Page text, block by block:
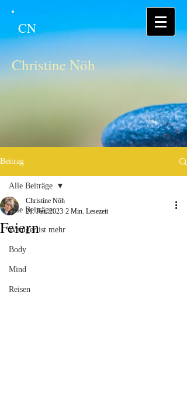
CN
Christine Nöh
Beitrag
Alle Beiträge
Weniger ist mehr
Body
Mind
Reisen
Alle Beiträge
Feiern
Christine Nöh
21. Jan. 2023 2 Min. Lesezeit